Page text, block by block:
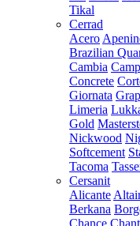
Tikal
Cerrad
Acero
Brazilian
Cambia
Concrete
Giornata
Limeria
Gold
Nickwood
Softcement
Tacoma
Cersanit
Alicante
Berkana